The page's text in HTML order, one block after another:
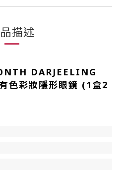
描述
DARJEELING
色彩妝隱形眼鏡 (1盒2